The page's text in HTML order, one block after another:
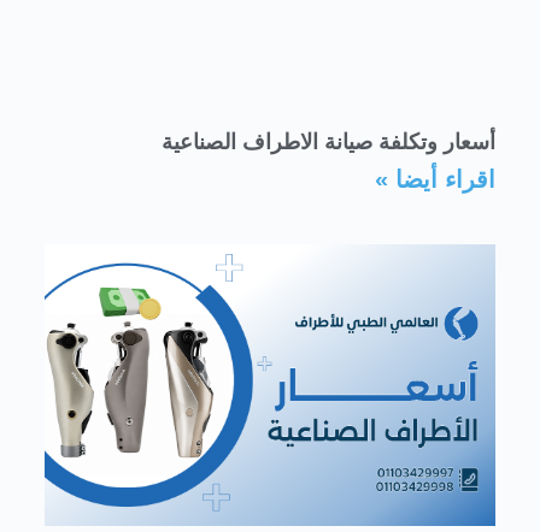
أسعار وتكلفة صيانة الاطراف الصناعية
اقراء أيضا »